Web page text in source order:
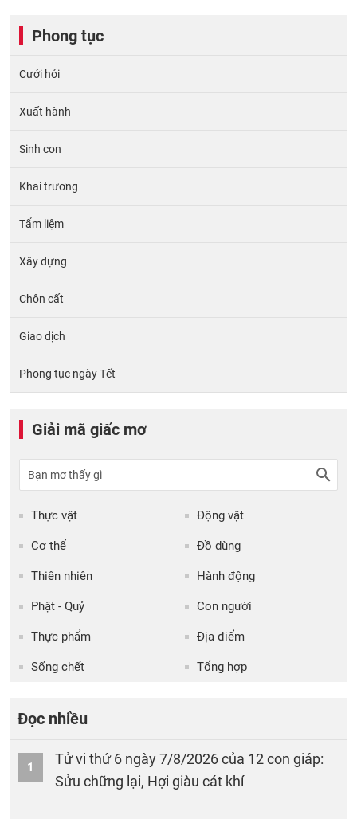
Phong tục
Cưới hỏi
Xuất hành
Sinh con
Khai trương
Tẩm liệm
Xây dựng
Chôn cất
Giao dịch
Phong tục ngày Tết
Giải mã giấc mơ
Thực vật Động vật
Cơ thể Đồ dùng
Thiên nhiên Hành động
Phật - Quỷ Con người
Thực phẩm Địa điểm
Sống chết Tổng hợp
Đọc nhiều
1
Tử vi thứ 6 ngày 7/8/2026 của 12 con giáp:
Sửu chững lại, Hợi giàu cát khí